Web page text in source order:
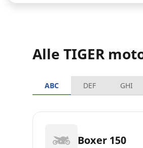
Alle TIGER
ABC DEF GHI
Boxer 150